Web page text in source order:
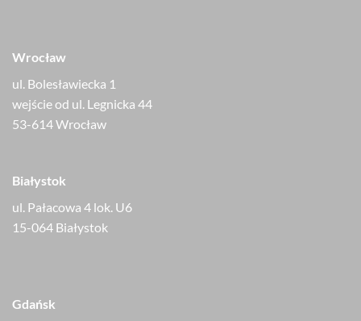
Wrocław
ul. Bolesławiecka 1
wejście od ul. Legnicka 44
53-614 Wrocław
Białystok
ul. Pałacowa 4 lok. U6
15-064 Białystok
Gdańsk